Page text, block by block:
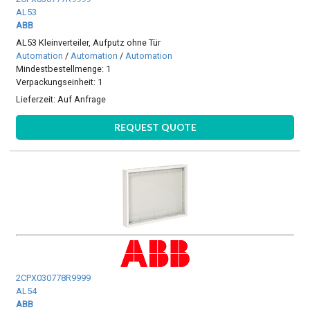
AL53
ABB
AL53 Kleinverteiler, Aufputz ohne Tür
Automation /Automation /Automation
Mindestbestellmenge: 1
Verpackungseinheit: 1
Lieferzeit:Auf Anfrage
REQUEST QUOTE
2CPX030778R9999
AL54
ABB